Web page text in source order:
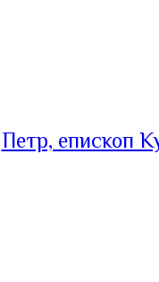
Петр, епископ